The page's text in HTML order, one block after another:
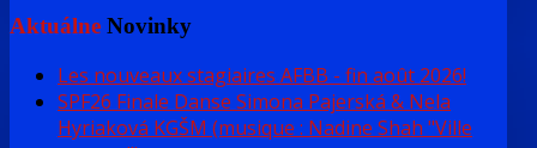
Aktuálne Novinky
Les nouveaux stagiaires AFBB - fin août 2026!
SPF26 Finale Danse Simona Pajerská & Nela
Hyriaková KGŠM (musique : Nadine Shah "Ville